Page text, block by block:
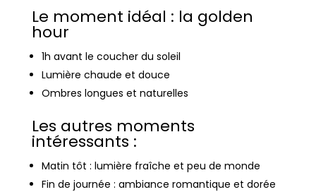
Le moment idéal : la golden
hour
1h avant le coucher du soleil
Lumière chaude et douce
Ombres longues et naturelles
Les autres moments
intéressants :
Matin tôt : lumière fraîche et peu de monde
Fin de journée : ambiance romantique et dorée